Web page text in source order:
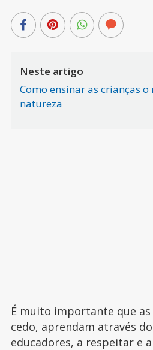
Neste artigo
Como ensinar as crianças
natureza
É muito importante que as
cedo, aprendam através
educadores, a respeitar e